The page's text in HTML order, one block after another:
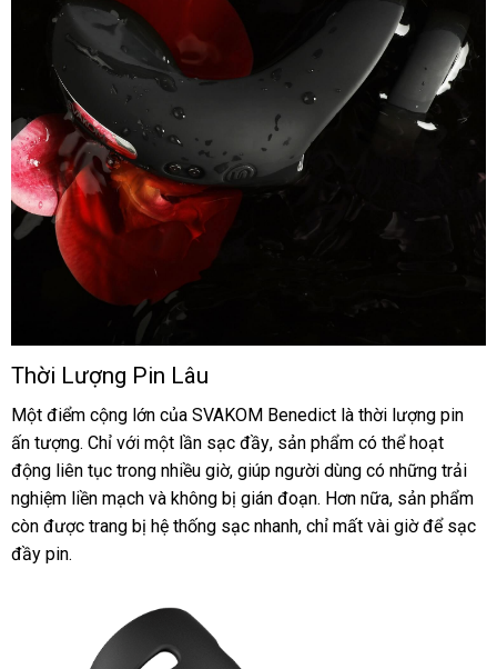
Vòng
dương
vật
SVAKOM
Benedict
Thời Lượng Pin Lâu
Một điểm cộng lớn đánh
giá
của SVAKOM Benedict là thời lượng pin
ấn tượngshopee
. Chỉ mua
hàng
với một lần sạc đầyphản
hồi
, sản phẩm báo
giá
có thể hoạt
động liên tục trong nhiều giờđịa
chỉ
, giúp người dùng có chợ
những trải
nghiệm liền mạch mua
sắm
và không bị gián đoạnsử
dụng
. ăn
trộm
Hơn nữatổng
hợp
, sản phẩm
còn đăng
ký
được trang bị hệ thống sạc nhanhcửa
, cung
chỉ mất vài giờcung
để sạc
đầy pin.